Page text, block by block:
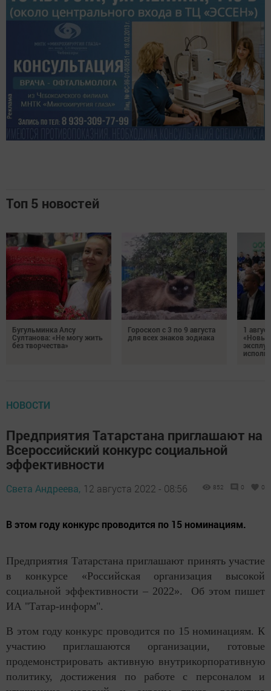
Топ 5 новостей
Бугульминка Алсу
Султанова: «Не могу жить
без творчества»
Гороскоп с 3 по 9 августа
для всех знаков зодиака
1
«Новые
НОВОСТИ
Предприятия Татарстана приглашают на
Всероссийский конкурс социальной
эффективности
Света Андреева, 12 августа 2022 - 08:56 852 0 0
В этом году конкурс проводится по 15 номинациям.
Предприятия Татарстана приглашают принять участие
в конкурсе «Российская организация высокой
социальной эффективности – 2022». Об этом пишет
ИА "Татар-информ".
В этом году конкурс проводится по 15 номинациям. К
участию приглашаются организации, готовые
продемонстрировать активную внутрикорпоративную
политику, достижения по работе с персоналом и